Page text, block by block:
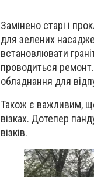
Замінено старі і
для зелених
встановлювати
проводиться
обладнання для
Також є важливим,
візках. Дотепер
візків.